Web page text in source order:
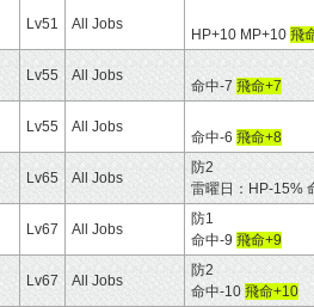
Lv51 All Jobs
HP+10 MP+10 飛
Lv55 All Jobs
命中-7 飛命+7
Lv55 All Jobs
命中-6 飛命+8
Lv65 All Jobs
防2
雷曜日：HP-15%
Lv67 All Jobs
防1
命中-9 飛命+9
Lv67 All Jobs
防2
命中-10 飛命+10